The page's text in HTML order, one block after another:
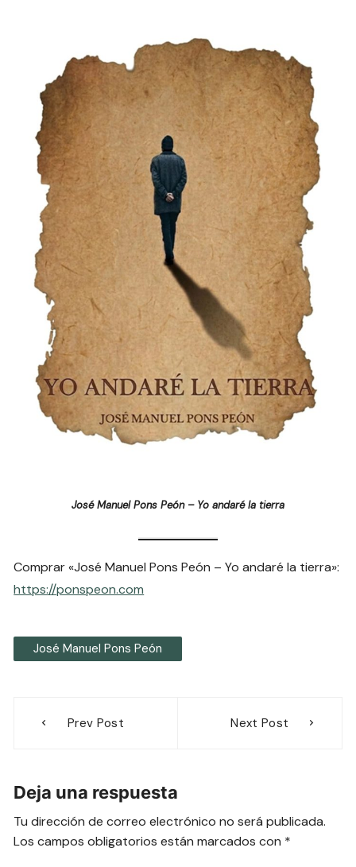
José Manuel Pons Peón – Yo andaré la tierra
Comprar «José Manuel Pons Peón – Yo andaré la tierra»:
https://ponspeon.com
José Manuel Pons Peón
Prev Post Next Post
Deja una respuesta
Tu dirección de correo electrónico no será publicada.
Los campos obligatorios están marcados con *